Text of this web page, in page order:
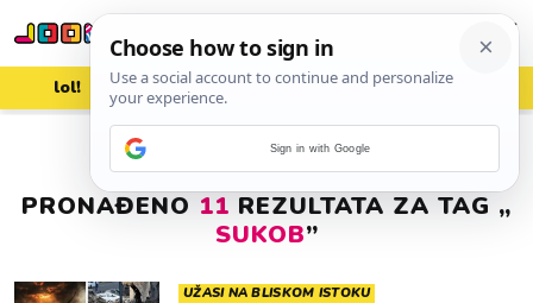
lol! aww vrh! woot?!
PRONAĐENO 11 REZULTATA ZA TAG „
SUKOB”
UŽASI NA BLISKOM ISTOKU
Sign in with Google